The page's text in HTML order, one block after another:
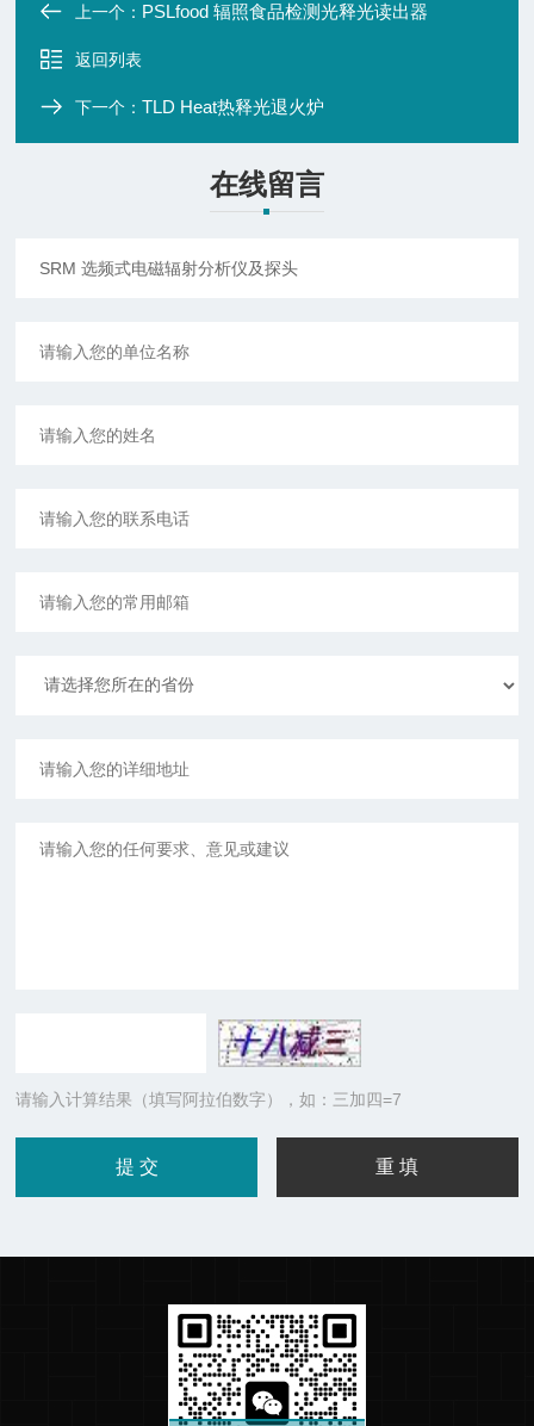
上一个： PSLfood 辐照食品检测光释光读出器
返回列表
下一个：TLD Heat热释光退火炉
在线留言
请输入计算结果（填写阿拉伯数字），如：三加四=7